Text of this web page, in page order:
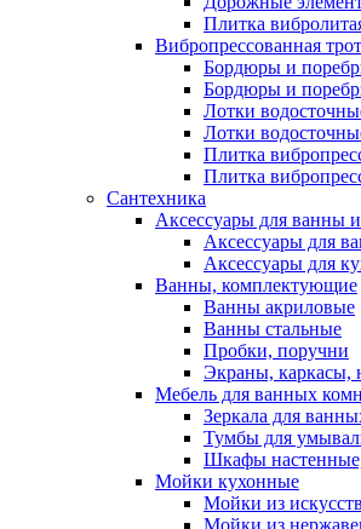
Плитка
Вибропрессованная
Бордюры и
Бордюры и
Лотки
Лотки
Плитка
Плитка
Сантехника
Аксессуары для ванны
Аксессуары для
Аксессуары для
Ванны, комплектующие
Ванны акриловые
Ванны стальные
Пробки, поручни
Экраны, каркасы,
Мебель для ванных
Зеркала для
Тумбы для
Шкафы
Мойки кухонные
Мойки из
Мойки из